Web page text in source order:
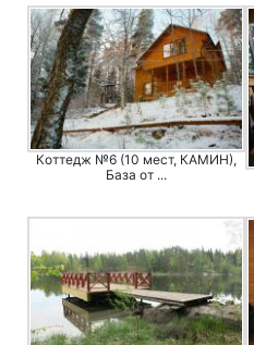
Коттедж №6 (10 мест, КАМИН),
База от ...